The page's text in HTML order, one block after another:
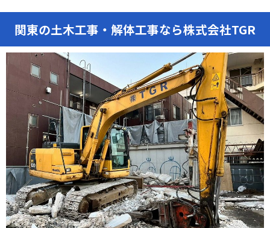
関東の土木工事・解体工事なら株式会社TGR